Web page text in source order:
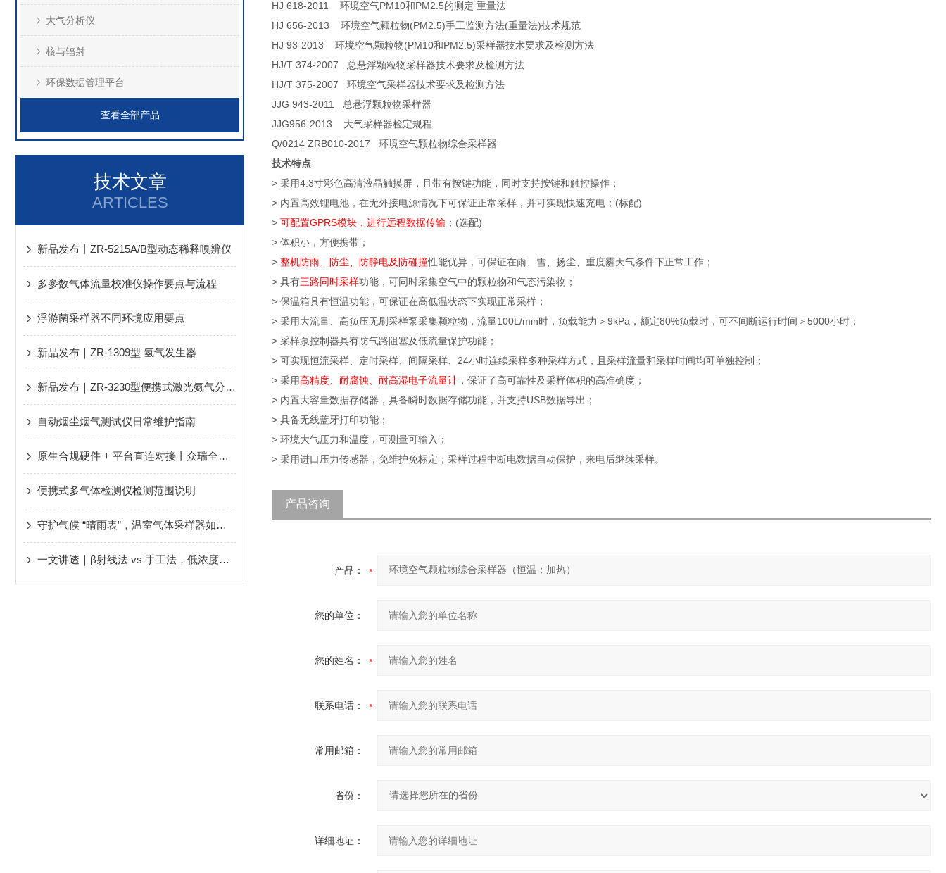
大气分析仪
核与辐射
环保数据管理平台
查看全部产品
技术文章
ARTICLES
新品发布丨ZR-5215A/B型动态稀释嗅辨仪
多参数气体流量校准仪操作要点与流程
浮游菌采样器不同环境应用要点
新品发布｜ZR-1309型 氢气发生器
新品发布｜ZR-3230型便携式激光氨气分析仪
自动烟尘烟气测试仪日常维护指南
原生合规硬件 + 平台直连对接丨众瑞全程协助广大用户轻松应对新规、顺利通过评审！
便携式多气体检测仪检测范围说明
守护气候 “晴雨表”，温室气体采样器如何硬核发力？
一文讲透｜β射线法 vs 手工法，低浓度烟尘测量该选哪种？
HJ 618-2011 环境空气PM10和PM2.5的测定 重量法
HJ 656-2013 环境空气颗粒物(PM2.5)手工监测方法(重量法)技术规范
HJ 93-2013 环境空气颗粒物(PM10和PM2.5)采样器技术要求及检测方法
HJ/T 374-2007 总悬浮颗粒物采样器技术要求及检测方法
HJ/T 375-2007 环境空气采样器技术要求及检测方法
JJG 943-2011 总悬浮颗粒物采样器
JJG956-2013 大气采样器检定规程
Q/0214 ZRB010-2017 环境空气颗粒物综合采样器
技术特点
> 采用4.3寸彩色高清液晶触摸屏，且带有按键功能，同时支持按键和触控操作；
> 内置高效锂电池，在无外接电源情况下可保证正常采样，并可实现快速充电；(标配)
> 可配置GPRS模块，进行远程数据传输 ；(选配)
> 体积小，方便携带；
> 整机防雨、防尘、防静电及防碰撞性能优异，可保证在雨、雪、扬尘、重度霾天气条件下正常工作；
> 具有三路同时采样功能，可同时采集空气中的颗粒物和气态污染物；
> 保温箱具有恒温功能，可保证在高低温状态下实现正常采样；
> 采用大流量、高负压无刷采样泵采集颗粒物，流量100L/min时，负载能力＞9kPa，额定80%负载时，可不间断运行时间＞5000小时；
> 采样泵控制器具有防气路阻塞及低流量保护功能；
> 可实现恒流采样、定时采样、间隔采样、24小时连续采样多种采样方式，且采样流量和采样时间均可单独控制；
> 采用高精度、耐腐蚀、耐高湿电子流量计 ，保证了高可靠性及采样体积的高准确度；
> 内置大容量数据存储器，具备瞬时数据存储功能，并支持USB数据导出；
> 具备无线蓝牙打印功能；
> 环境大气压力和温度，可测量可输入；
> 采用进口压力传感器，免维护免标定；采样过程中断电数据自动保护，来电后继续采样。
产品咨询
产品：
您的单位：
您的姓名：
联系电话：
常用邮箱：
省份：
详细地址：